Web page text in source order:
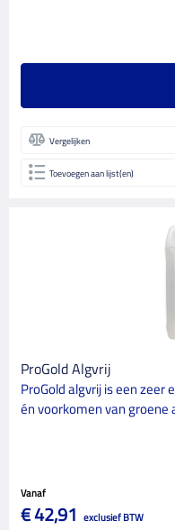
Vergelijken
Toevoegen aan lijst(en)
ProGold Algvrij
ProGold algvrij is een
én voorkomen van groene
Vanaf
€ 42,91 exclusief BTW